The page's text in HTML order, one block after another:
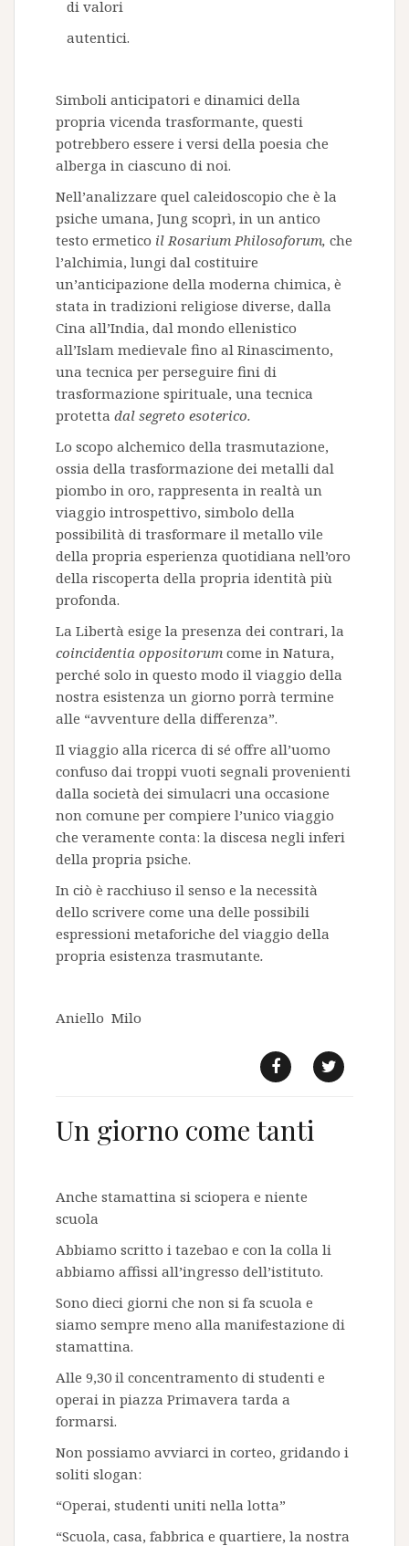
di valori
autentici.
Simboli anticipatori e dinamici della
propria vicenda trasformante, questi
potrebbero essere i versi della poesia che
alberga in ciascuno di noi.
Nell’analizzare quel caleidoscopio che è la
psiche umana, Jung scoprì, in un antico
testo ermetico il Rosarium Philosoforum, che
l’alchimia, lungi dal costituire
un’anticipazione della moderna chimica, è
stata in tradizioni religiose diverse, dalla
Cina all’India, dal mondo ellenistico
all’Islam medievale fino al Rinascimento,
una tecnica per perseguire fini di
trasformazione spirituale, una tecnica
protetta dal segreto esoterico.
Lo scopo alchemico della trasmutazione,
ossia della trasformazione dei metalli dal
piombo in oro, rappresenta in realtà un
viaggio introspettivo, simbolo della
possibilità di trasformare il metallo vile
della propria esperienza quotidiana nell’oro
della riscoperta della propria identità più
profonda.
La Libertà esige la presenza dei contrari, la
coincidentia oppositorum come in Natura,
perché solo in questo modo il viaggio della
nostra esistenza un giorno porrà termine
alle “avventure della differenza”.
Il viaggio alla ricerca di sé offre all’uomo
confuso dai troppi vuoti segnali provenienti
dalla società dei simulacri una occasione
non comune per compiere l’unico viaggio
che veramente conta: la discesa negli inferi
della propria psiche.
In ciò è racchiuso il senso e la necessità
dello scrivere come una delle possibili
espressioni metaforiche del viaggio della
propria esistenza trasmutante.
Aniello Milo
Un giorno come tanti
Anche stamattina si sciopera e niente
scuola
Abbiamo scritto i tazebao e con la colla li
abbiamo affissi all’ingresso dell’istituto.
Sono dieci giorni che non si fa scuola e
siamo sempre meno alla manifestazione di
stamattina.
Alle 9,30 il concentramento di studenti e
operai in piazza Primavera tarda a
formarsi.
Non possiamo avviarci in corteo, gridando i
soliti slogan:
“Operai, studenti uniti nella lotta”
“Scuola, casa, fabbrica e quartiere, la nostra